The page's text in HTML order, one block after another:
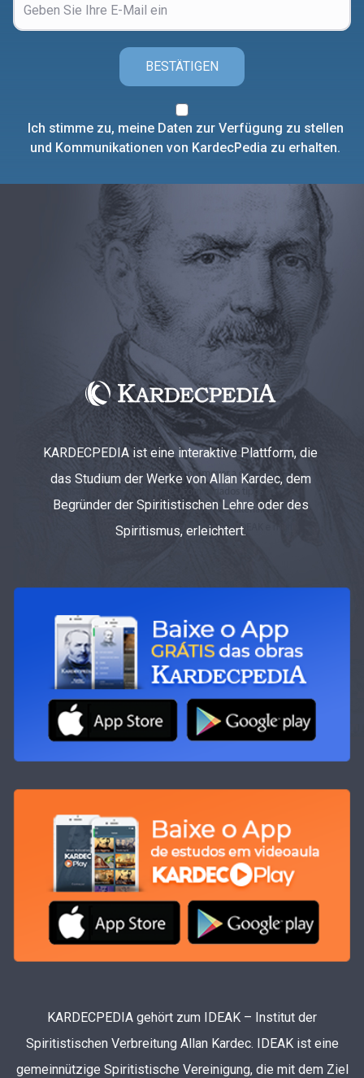
BESTÄTIGEN
Ich stimme zu, meine Daten zur Verfügung zu stellen
und Kommunikationen von KardecPedia zu erhalten.
KARDECPEDIA ist eine interaktive Plattform, die
das Studium der Werke von Allan Kardec, dem
Begründer der Spiritistischen Lehre oder des
Spiritismus, erleichtert.
KARDECPEDIA gehört zum IDEAK – Institut der
Spiritistischen Verbreitung Allan Kardec. IDEAK ist eine
gemeinnützige Spiritistische Vereinigung, die mit dem Ziel